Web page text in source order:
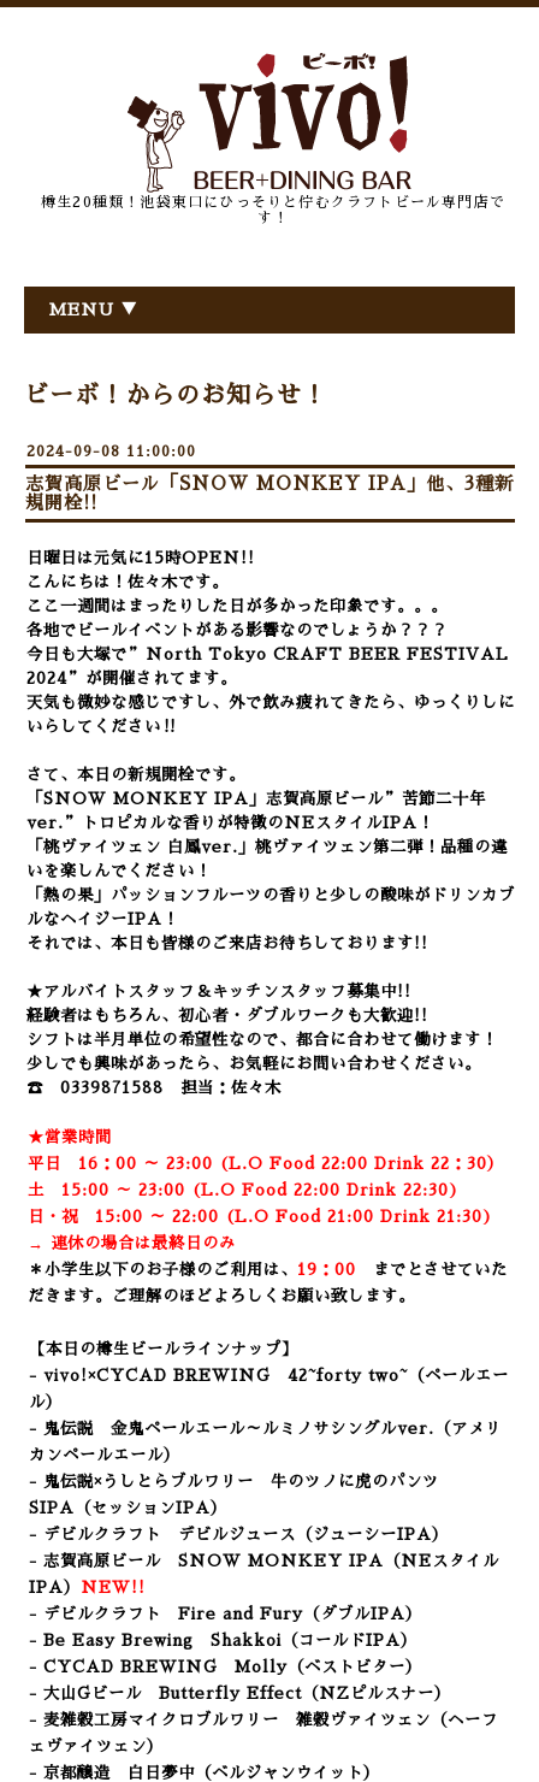
樽生20種類！池袋東口にひっそりと佇むクラフトビール専門店で
す！
MENU ▼
ビーボ！からのお知らせ！
2024-09-08 11:00:00
志賀高原ビール「SNOW MONKEY IPA」他、3種新
規開栓!!
日曜日は元気に15 時OPEN!!
こんにちは！佐々木です。
ここ一週間はまったりした日が多かった印象です。。。
各地でビールイベントがある影響なのでしょうか？？？
今日も大塚で”North Tokyo CRAFT BEER FESTIVAL
2024”が開催されてます。
天気も微妙な感じですし、外で飲み疲れてきたら、ゆっくりしに
いらしてください‼
さて、本日の新規開栓です。
「SNOW MONKEY IPA」志賀高原ビール”苦節二十年
ver.”トロピカルな香りが特徴のNEスタイルIPA！
「桃ヴァイツェン 白鳳ver.」桃ヴァイツェン第二弾！品種の違
いを楽しんでください！
「熱の果」パッションフルーツの香りと少しの酸味がドリンカブ
ルなヘイジーIPA！
それでは、本日も皆様のご来店お待ちしております!!
★アルバイトスタッフ＆キッチンスタッフ募集中!!
経験者はもちろん、初心者・ダブルワークも大歓迎!!
シフトは半月単位の希望性なので、都合に合わせて働けます！
少しでも興味があったら、お気軽にお問い合わせください。
☎ 0339871588 担当：佐々木
★営業時間
平日 16：00 ～ 23:00 (L.O Food 22:00 Drink 22：30）
土 15:00 ～ 23:00 (L.O Food 22:00 Drink 22:30)
日・祝 15:00 ～ 22:00 (L.O Food 21:00 Drink 21:30)
→ 連休の場合は最終日のみ
＊小学生以下のお子様のご利用は、 19：00
までとさせていた
だきます。ご理解のほどよろしくお願い致します。
【本日の樽生ビールラインナップ】
- vivo!×CYCAD BREWING 42~forty two~ （ペールエー
ル）
- 鬼伝説 金鬼ペールエール～ルミノサシングルver.（アメリ
カンペールエール）
- 鬼伝説×うしとらブルワリー 牛のツノに虎のパンツ
SIPA （セッションIPA）
- デビルクラフト デビルジュース（ジューシーIPA）
- 志賀高原ビール SNOW MONKEY IPA（NEスタイル
IPA） NEW!!
- デビルクラフト Fire and Fury（ダブルIPA）
- Be Easy Brewing Shakkoi （コールドIPA）
- CYCAD BREWING Molly （ベストビター）
- 大山Gビール Butterfly Effect（NZピルスナー）
- 麦雑穀工房マイクロブルワリー 雑穀ヴァイツェン（ヘーフ
ェヴァイツェン）
- 京都醸造 白日夢中（ベルジャンウイット）